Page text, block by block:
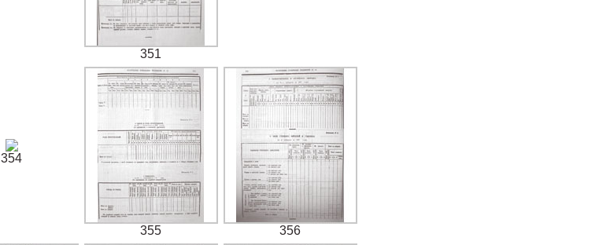
351
354
355 356